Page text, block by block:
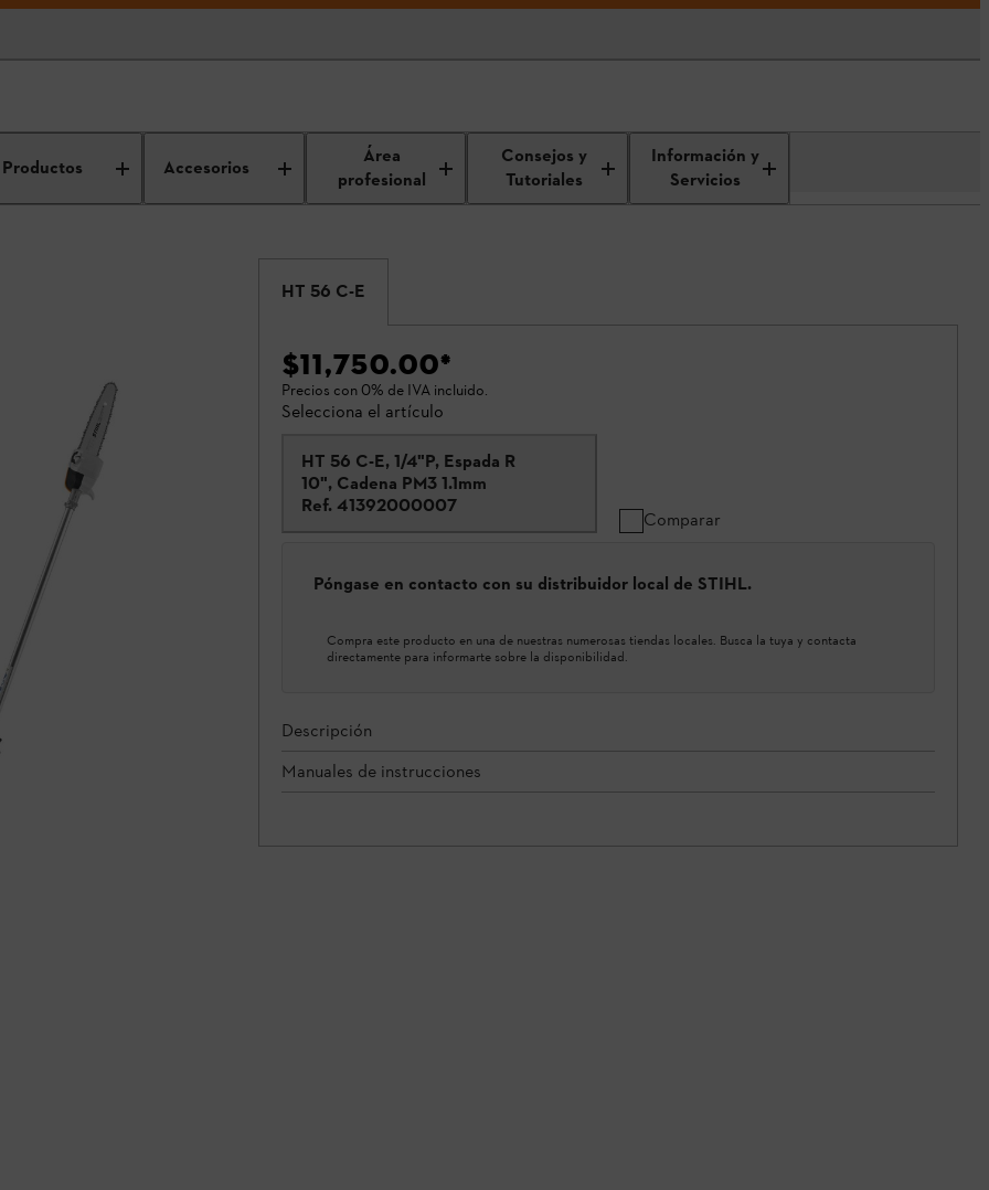
Productos Accesorios
Área
profesional
Consejos y
Tutoriales
Información y
Servicios
HT 56 C-E
$11,750.00*
Precios con 0% de IVA incluido.
Selecciona el artículo
HT 56 C-E, 1/4"P, Espada R
10", Cadena PM3 1.1mm
Ref. 41392000007
Comparar
Póngase en contacto con su distribuidor local de STIHL.
Compra este producto en una de nuestras numerosas tiendas locales. Busca la tuya y contacta
directamente para informarte sobre la disponibilidad.
Descripción
Manuales de instrucciones